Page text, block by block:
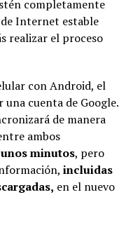
completamente
de Internet estable
realizar el proceso
con Android, el
cuenta de Google.
de manera
ambos
minutos, pero
incluidas
en el nuevo